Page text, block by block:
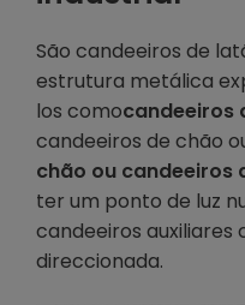
São candeeiros de
estrutura metálica
los comocandeeiros
candeeiros de chão
chão ou candeeiros
ter um ponto de luz
candeeiros auxiliares
direccionada.